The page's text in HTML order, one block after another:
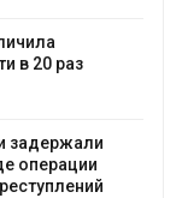
в 20 раз
задержали
операции